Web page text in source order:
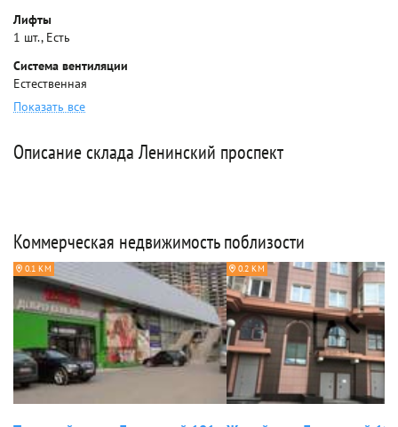
Лифты
1 шт., Есть
Система вентиляции
Естественная
Показать все
Описание склада Ленинский проспект
Коммерческая недвижимость поблизости
0.1 КМ 0.2 КМ